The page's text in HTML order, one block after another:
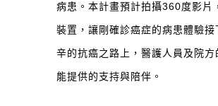
病患。本計畫預計拍攝360度影片
裝置，讓剛確診癌症的病患體驗接
辛的抗癌之路上，醫護人員及院方
能提供的支持與陪伴。